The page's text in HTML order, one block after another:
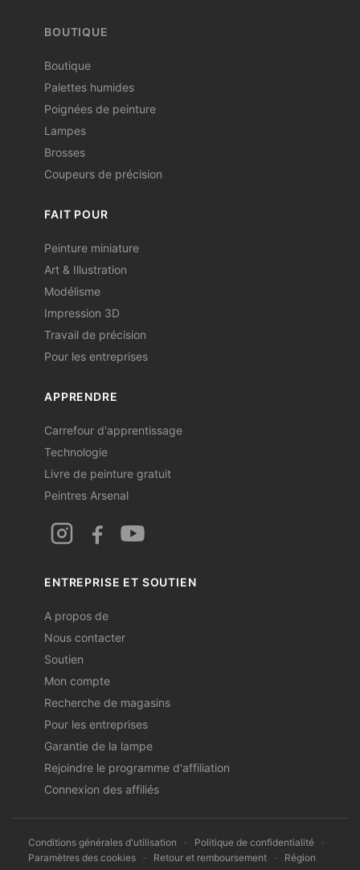
BOUTIQUE
Boutique
Palettes humides
Poignées de peinture
Lampes
Brosses
Coupeurs de précision
FAIT POUR
Peinture miniature
Art & Illustration
Modélisme
Impression 3D
Travail de précision
Pour les entreprises
APPRENDRE
Carrefour d'apprentissage
Technologie
Livre de peinture gratuit
Peintres Arsenal
ENTREPRISE ET SOUTIEN
A propos de
Nous contacter
Soutien
Mon compte
Recherche de magasins
Pour les entreprises
Garantie de la lampe
Rejoindre le programme d'affiliation
Connexion des affiliés
Conditions générales d'utilisation - Politique de confidentialité -
Paramètres des cookies - Retour et remboursement - Région